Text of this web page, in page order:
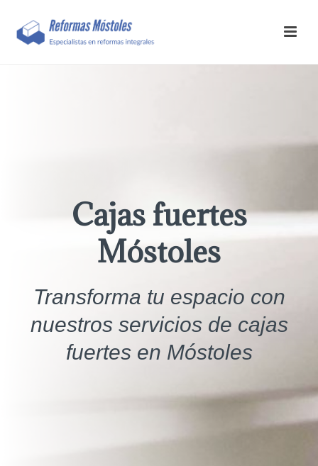
Cajas fuertes
Móstoles
Transforma tu espacio con
nuestros servicios de cajas
fuertes en Móstoles